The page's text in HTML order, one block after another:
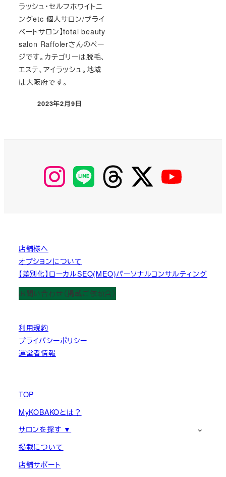
ラッシュ・セルフホワイトニ
ングetc 個人サロン/プライ
ベートサロン】total beauty
salon Raffolerさんのペー
ジです。カテゴリーは脱毛、
エステ、アイラッシュ。地域
は大阪府です。
投稿日
2023年2月9日
【Instagram】
MyKOBAKO
【LINE】 【threads】 【Twitter】
店舗様へ
オプションについて
【差別化】ローカルSEO(MEO)パーソナルコンサルティング
お問い合わせ（掲載ご依頼含）
利用規約
プライバシーポリシー
運営者情報
TOP
MyKOBAKOとは？
サロンを探す ▼
掲載について
店舗サポート